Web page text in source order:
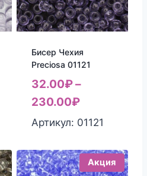
Бисер Чехия
Preciosa 01121
32.00₽–
230.00₽
Артикул: 01121
Акция